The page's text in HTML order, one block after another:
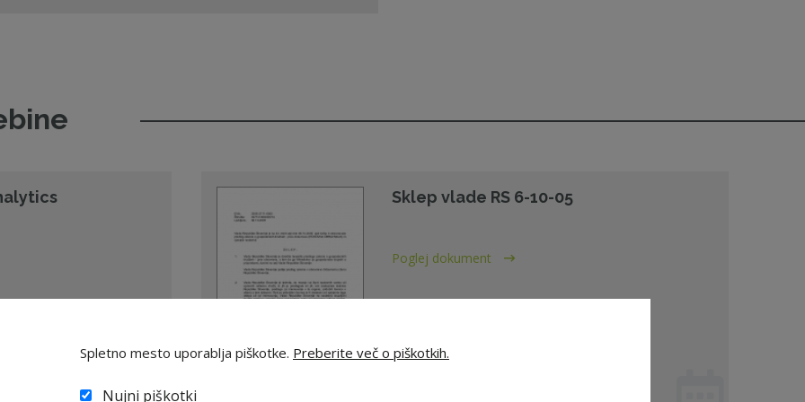
Sklep vlade RS 6-10-05
Poglej dokument
Spletno mesto uporablja piškotke. Preberite več o piškotkih.
Nujni piškotki